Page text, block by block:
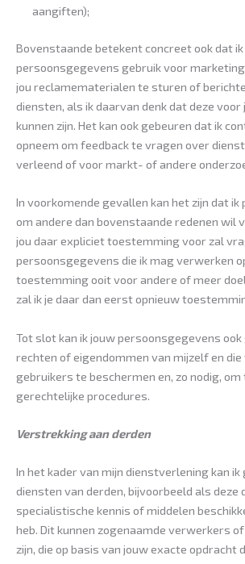
aangiften);
Bovenstaande betekent concreet ook dat
persoonsgegevens gebruik voor
jou reclamematerialen te sturen of
diensten, als ik daarvan denk dat deze voor
kunnen zijn. Het kan ook gebeuren dat ik
opneem om feedback te vragen over
verleend of voor markt- of andere
In voorkomende gevallen kan het zijn dat
om andere dan bovenstaande redenen wil
jou daar expliciet toestemming voor zal
persoonsgegevens die ik mag verwerken
toestemming ooit voor andere of meer
zal ik je daar dan eerst opnieuw
Tot slot kan ik jouw persoonsgegevens ook
rechten of eigendommen van mijzelf en die
gebruikers te beschermen en, zo nodig, om
gerechtelijke procedures.
Verstrekking aan derden
In het kader van mijn dienstverlening kan ik
diensten van derden, bijvoorbeeld als deze
specialistische kennis of middelen
heb. Dit kunnen zogenaamde verwerkers
zijn, die op basis van jouw exacte opdracht